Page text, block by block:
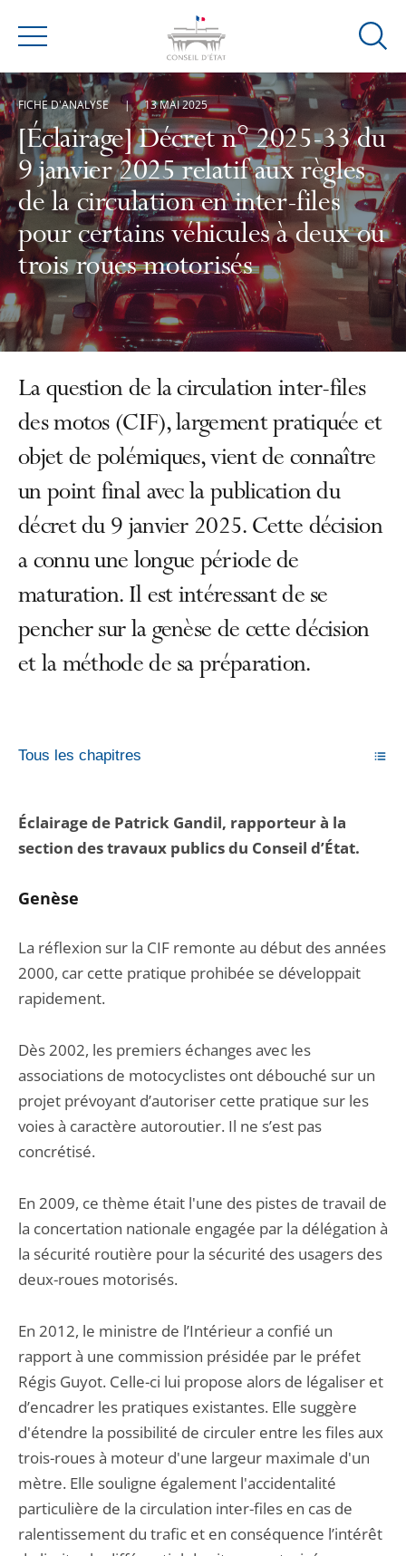
Menu
Ouvrir
de
[Éclairage] Décret n° 2025-33 du
9 janvier 2025 relatif aux règles
de la circulation en inter-files
pour certains véhicules à deux ou
trois roues motorisés
FICHE D'ANALYSE 13 MAI 2025
La question de la circulation inter-files
des motos (CIF), largement pratiquée et
objet de polémiques, vient de connaître
un point final avec la publication du
décret du 9 janvier 2025. Cette décision
a connu une longue période de
maturation. Il est intéressant de se
pencher sur la genèse de cette décision
et la méthode de sa préparation.
Tous les chapitres
Éclairage de Patrick Gandil, rapporteur à la
section des travaux publics du Conseil d’État.
Genèse
La réflexion sur la CIF remonte au début des années
2000, car cette pratique prohibée se développait
rapidement.
Dès 2002, les premiers échanges avec les
associations de motocyclistes ont débouché sur un
projet prévoyant d’autoriser cette pratique sur les
voies à caractère autoroutier. Il ne s’est pas
concrétisé.
En 2009, ce thème était l'une des pistes de travail de
la concertation nationale engagée par la délégation à
la sécurité routière pour la sécurité des usagers des
deux-roues motorisés.
En 2012, le ministre de l’Intérieur a confié un
rapport à une commission présidée par le préfet
Régis Guyot. Celle-ci lui propose alors de légaliser et
d’encadrer les pratiques existantes. Elle suggère
d'étendre la possibilité de circuler entre les files aux
trois-roues à moteur d'une largeur maximale d'un
mètre. Elle souligne également l'accidentalité
particulière de la circulation inter-files en cas de
ralentissement du trafic et en conséquence l’intérêt